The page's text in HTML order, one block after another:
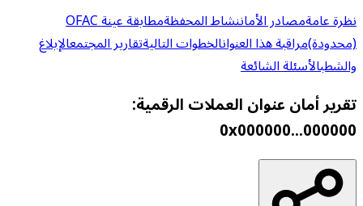
نظرة عامةمصادر الأماننشاط المحفظة
مطابقة عينة OFAC
(محدودة)مراقبة هذا العنوانالخطوات التاليةتقارير المجتمعالإبلاغ
والشطبالأسئلة الشائعة
تقرير أمان عنوان العملات الرقمية:
0x000000...000000